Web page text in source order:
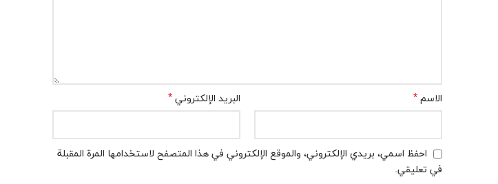
الاسم * البريد الإلكتروني *
احفظ اسمي، بريدي الإلكتروني، والموقع الإلكتروني في هذا المتصفح لاستخدامها المرة المقبلة
في تعليقي.